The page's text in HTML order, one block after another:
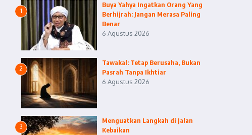
1
Buya Yahya Ingatkan Orang Yang
Berhijrah: Jangan Merasa Paling
Benar
6 Agustus 2026
2
Tawakal: Tetap Berusaha, Bukan
Pasrah Tanpa Ikhtiar
6 Agustus 2026
3
Menguatkan Langkah di Jalan
Kebaikan